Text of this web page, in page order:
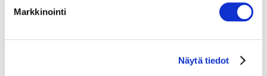
Markkinointi
Näytä tiedot